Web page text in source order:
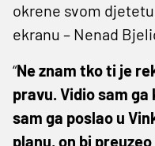
okrene svom
ekranu – Nenad
“Ne znam tko ti je
pravu. Vidio sam
sam ga poslao u
planu, on bi